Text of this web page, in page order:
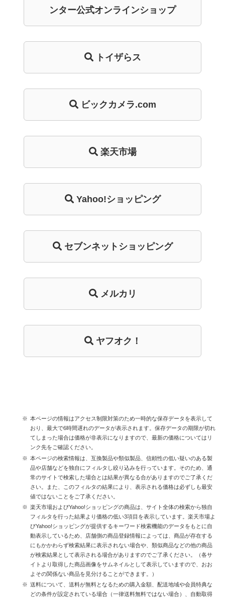
ンター公式オンラインショップ
トイザらス
ビックカメラ.com
楽天市場
Yahoo!ショッピング
セブンネットショッピング
メルカリ
ヤフオク！
本ページの情報はアクセス制限対策のため一時的な保存データを表示して
おり、最大で6時間遅れのデータが表示されます。保存データの期限が切れ
てしまった場合は価格が非表示になりますので、最新の価格についてはリ
ンク先をご確認ください。
本ページの検索情報は、互換製品や類似製品、信頼性の低い疑いのある製
品や店舗などを独自にフィルタし絞り込みを行っています。そのため、通
常のサイトで検索した場合とは結果が異なる合がありますのでご了承くだ
さい。また、このフィルタの結果により、表示される価格は必ずしも最安
値ではないことをご了承ください。
楽天市場およびYahoo!ショッピングの商品は、サイト全体の検索から独自
フィルタを行った結果より価格の低い3項目を表示しています。楽天市場よ
びYahoo!ショッピングが提供するキーワード検索機能のデータをもとに自
動表示しているため、店舗側の商品登録情報によっては、商品が存在する
にもかかわらず検索結果に表示されない場合や、類似商品などの他の商品
が検索結果として表示される場合がありますのでご了承ください。（各サ
イトより取得した商品画像をサムネイルとして表示していますので、おお
よその関係ない商品を見分けることができます。）
送料について、送料が無料となるための購入金額、配送地域や会員特典な
どの条件が設定されている場合（一律送料無料ではない場合）、自動取得